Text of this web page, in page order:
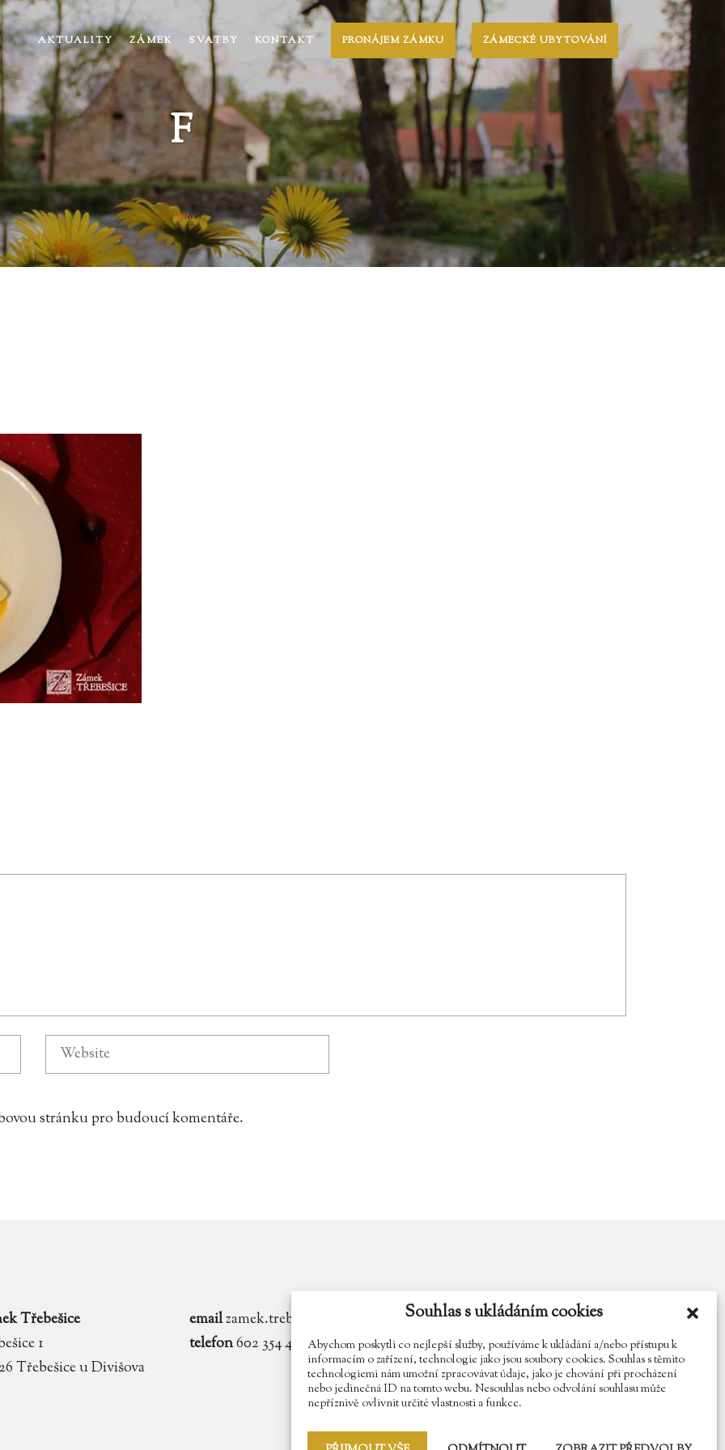
Souhlas s ukládáním cookies
Abychom poskytli co nejlepší služby, používáme k ukládání a/nebo přístupu k
informacím o zařízení, technologie jako jsou soubory cookies. Souhlas s těmito
technologiemi nám umožní zpracovávat údaje, jako je chování při procházení
nebo jedinečná ID na tomto webu. Nesouhlas nebo odvolání souhlasu může
nepříznivě ovlivnit určité vlastnosti a funkce.
AKTUALITY ZÁMEK SVATBY KONTAKT PRONÁJEM ZÁMKU ZÁMECKÉ UBYTOVÁNÍ
F
stránku pro budoucí komentáře.
Třebešice
1
Třebešice u Divišova
emailzamek.trebesice@volny.cz
telefon602 354 467
Najdete nás na Facebooku
Sledujte náš Instagram